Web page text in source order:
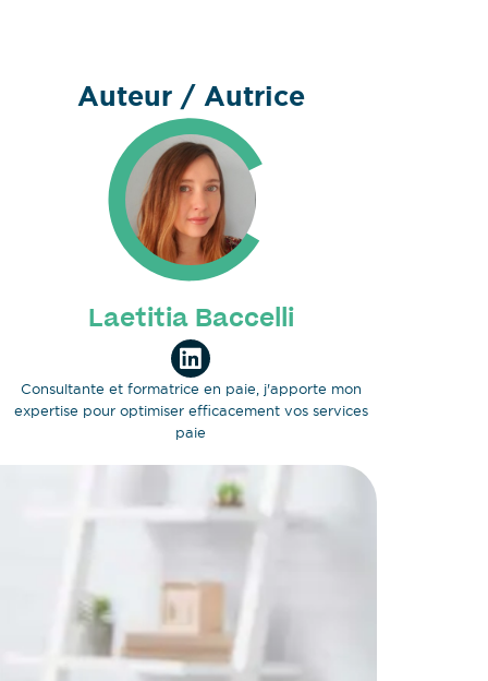
Auteur / Autrice
Laetitia Baccelli
Consultante et formatrice en paie, j'apporte mon
expertise pour optimiser efficacement vos services
paie